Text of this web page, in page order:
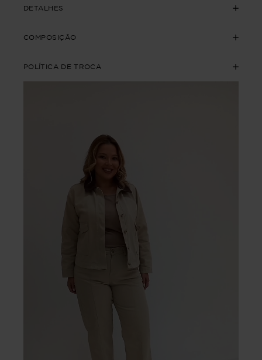
DETALHES
COMPOSIÇÃO
POLÍTICA DE TROCA